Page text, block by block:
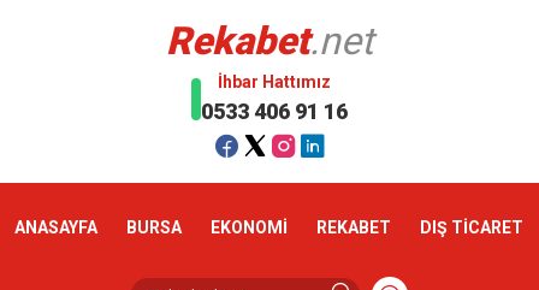
Rekabet.net
İhbar Hattımız
0533 406 91 16
ANASAYFA BURSA EKONOMİ REKABET DIŞ TİCARET